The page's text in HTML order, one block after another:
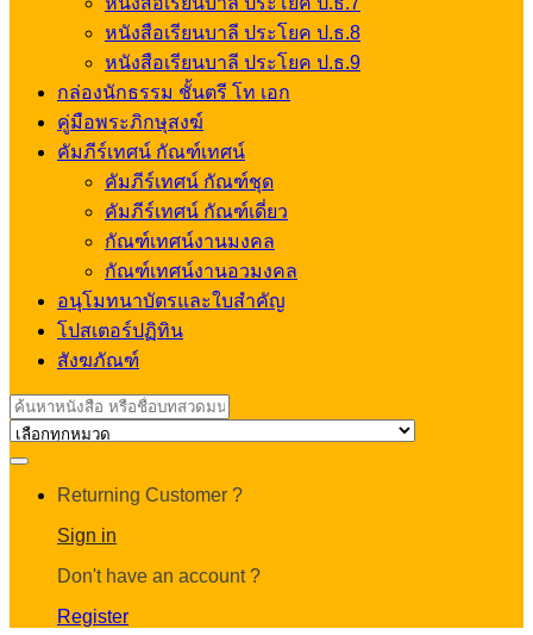
หนังสือเรียนบาลี ประโยค ป.ธ.8
หนังสือเรียนบาลี ประโยค ป.ธ.9
กล่องนักธรรม ชั้นตรี โท เอก
คู่มือพระภิกษุสงฆ์
คัมภีร์เทศน์ กัณฑ์เทศน์
คัมภีร์เทศน์ กัณฑ์ชุด
คัมภีร์เทศน์ กัณฑ์เดี่ยว
กัณฑ์เทศน์งานมงคล
กัณฑ์เทศน์งานอวมงคล
อนุโมทนาบัตรและใบสำคัญ
โปสเตอร์ปฏิทิน
สังฆภัณฑ์
Search
for:
Returning Customer ?
Sign in
Don't have an account ?
Register